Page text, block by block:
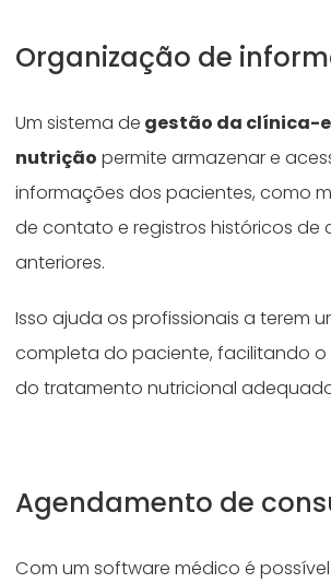
Organização de
Um sistema de gestão da clínica-
nutrição permite armazenar e
informações dos pacientes, como
de contato e registros históricos de
anteriores.
Isso ajuda os profissionais a terem
completa do paciente, facilitando
do tratamento nutricional
Agendamento de
Com um software médico é